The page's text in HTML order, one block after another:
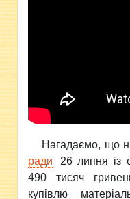
Нагадаємо, що н
ради
26 липня із
490 тисяч
купівлю